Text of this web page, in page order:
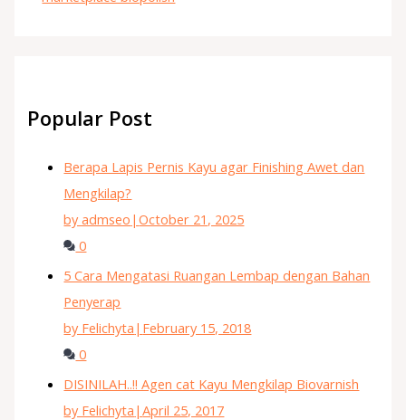
Popular Post
Berapa Lapis Pernis Kayu agar Finishing Awet dan
Mengkilap?
by admseo |October 21, 2025
0
5 Cara Mengatasi Ruangan Lembap dengan Bahan
Penyerap
by Felichyta | February 15, 2018
0
DISINILAH..!! Agen cat Kayu Mengkilap Biovarnish
by Felichyta |April 25, 2017